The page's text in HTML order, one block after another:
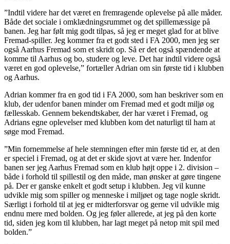
”Indtil videre har det været en fremragende oplevelse på alle måder.
Både det sociale i omklædningsrummet og det spillemæssige på
banen. Jeg har følt mig godt tilpas, så jeg er meget glad for at blive
Fremad-spiller. Jeg kommer fra et godt sted i FA 2000, men jeg ser
også Aarhus Fremad som et skridt op. Så er det også spændende at
komme til Aarhus og bo, studere og leve. Det har indtil videre også
været en god oplevelse,” fortæller Adrian om sin første tid i klubben
og Aarhus.
Adrian kommer fra en god tid i FA 2000, som han beskriver som en
klub, der udenfor banen minder om Fremad med et godt miljø og
fællesskab. Gennem bekendtskaber, der har været i Fremad, og
Adrians egne oplevelser med klubben kom det naturligt til ham at
søge mod Fremad.
”Min fornemmelse af hele stemningen efter min første tid er, at den
er speciel i Fremad, og at det er skide sjovt at være her. Indenfor
banen ser jeg Aarhus Fremad som en klub højt oppe i 2. division –
både i forhold til spillestil og den måde, man ønsker at gøre tingene
på. Der er ganske enkelt et godt setup i klubben. Jeg vil kunne
udvikle mig som spiller og menneske i miljøet og tage nogle skridt.
Særligt i forhold til at jeg er midterforsvar og gerne vil udvikle mig
endnu mere med bolden. Og jeg føler allerede, at jeg på den korte
tid, siden jeg kom til klubben, har lagt meget på netop mit spil med
bolden.”